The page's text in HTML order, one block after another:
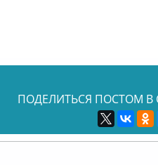
ПОДЕЛИТЬСЯ ПОСТОМ В